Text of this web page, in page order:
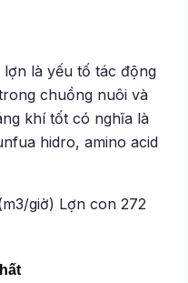
là yếu tố tác động
chuồng nuôi và
khí tốt có nghĩa là
hidro, amino acid
giờ) Lợn con 272